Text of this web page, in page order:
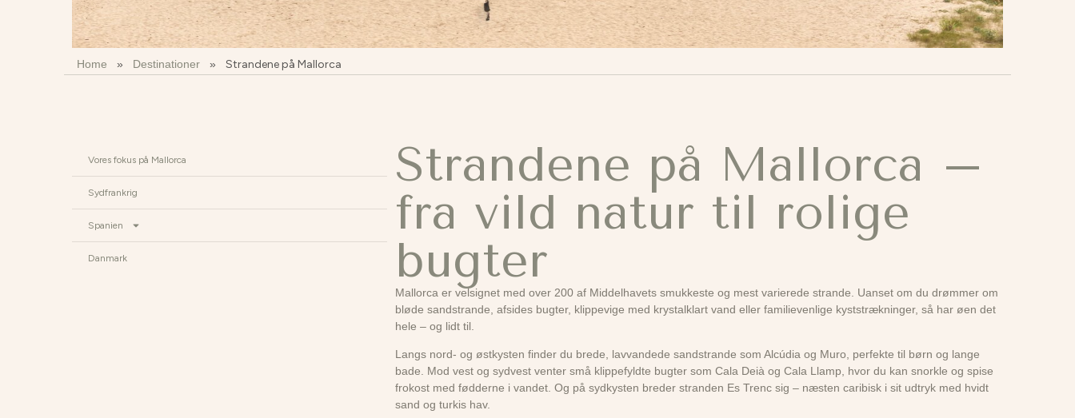
Home » Destinationer » Strandene på Mallorca
Vores fokus på Mallorca
Sydfrankrig
Spanien
Danmark
Strandene på Mallorca –
fra vild natur til rolige
bugter
Mallorca er velsignet med over 200 af Middelhavets smukkeste og mest varierede strande. Uanset om du drømmer om
bløde sandstrande, afsides bugter, klippevige med krystalklart vand eller familievenlige kyststrækninger, så har øen det
hele – og lidt til.
Langs nord- og østkysten finder du brede, lavvandede sandstrande som Alcúdia og Muro, perfekte til børn og lange
bade. Mod vest og sydvest venter små klippefyldte bugter som Cala Deià og Cala Llamp, hvor du kan snorkle og spise
frokost med fødderne i vandet. Og på sydkysten breder stranden Es Trenc sig – næsten caribisk i sit udtryk med hvidt
sand og turkis hav.